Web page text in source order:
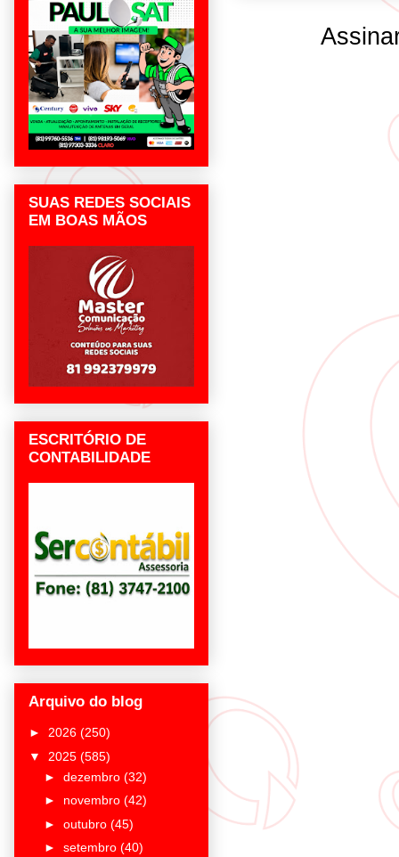
SUAS REDES SOCIAIS
EM BOAS MÃOS
ESCRITÓRIO DE
CONTABILIDADE
Arquivo do blog
► 2026 (250)
▼ 2025 (585)
► dezembro (32)
► novembro (42)
► outubro (45)
► setembro (40)